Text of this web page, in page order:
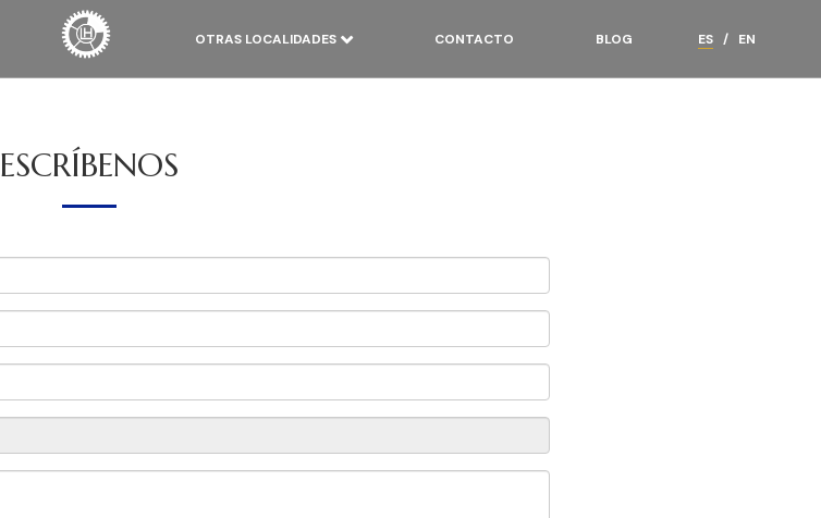
OTRAS LOCALIDADES CONTACTO BLOG ES / EN
ESCRÍBENOS